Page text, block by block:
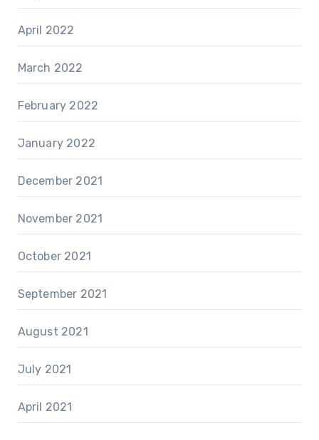
April 2022
March 2022
February 2022
January 2022
December 2021
November 2021
October 2021
September 2021
August 2021
July 2021
April 2021